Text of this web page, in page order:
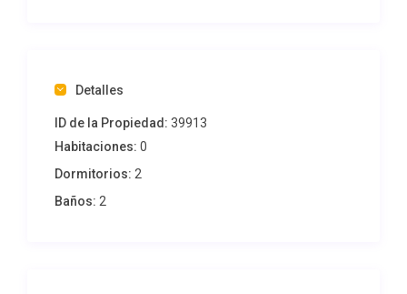
Detalles
ID de la Propiedad: 39913
Habitaciones: 0
Dormitorios: 2
Baños: 2